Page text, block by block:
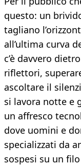
questo: un
tagliano
all’ultima curva
c’è davvero
riflettori,
ascoltare il
si lavora notte e
un affresco
dove uomini e
specializzati da
sospesi su un